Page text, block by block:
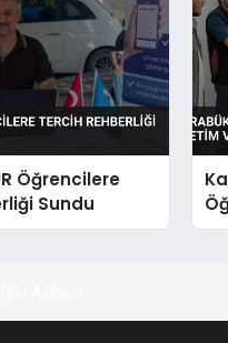
Öğrencilere
Sundu